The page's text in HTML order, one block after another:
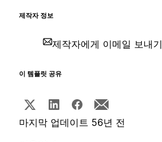
제작자 정보
제작자에게 이메일 보내기
이 템플릿 공유
마지막 업데이트 56년 전